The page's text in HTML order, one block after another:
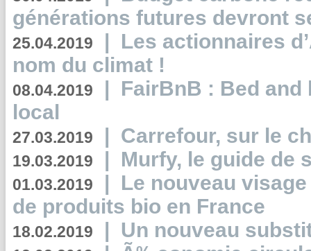
générations futures devront
25.04.2019 | Les actionnaires
nom du climat !
08.04.2019 | FairBnB : Bed
local
27.03.2019 | Carrefour, sur le
19.03.2019 | Murfy, le guide de
01.03.2019 | Le nouveau
de produits bio en France
18.02.2019 | Un nouveau